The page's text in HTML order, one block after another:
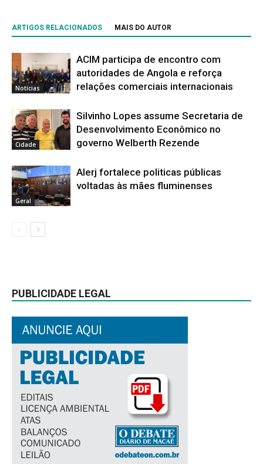
ARTIGOS RELACIONADOS MAIS DO AUTOR
Notícias
ACIM participa de encontro com
autoridades de Angola e reforça
relações comerciais internacionais
Cidade
Silvinho Lopes assume Secretaria de
Desenvolvimento Econômico no
governo Welberth Rezende
Geral
Alerj fortalece politicas públicas
voltadas às mães fluminenses
PUBLICIDADE LEGAL